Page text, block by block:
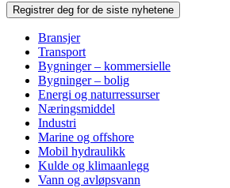
Registrer deg for de siste nyhetene
Bransjer
Transport
Bygninger – kommersielle
Bygninger – bolig
Energi og naturressurser
Næringsmiddel
Industri
Marine og offshore
Mobil hydraulikk
Kulde og klimaanlegg
Vann og avløpsvann